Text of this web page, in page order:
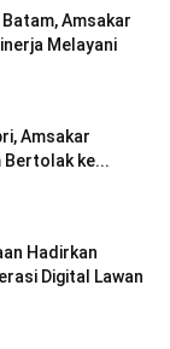
Amsakar
Melayani
Amsakar
Bertolak ke...
Hadirkan
Digital Lawan